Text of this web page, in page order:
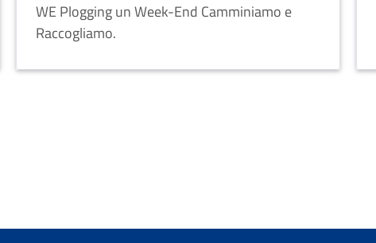
WE Plogging un Week-End Camminiamo e
Raccogliamo.